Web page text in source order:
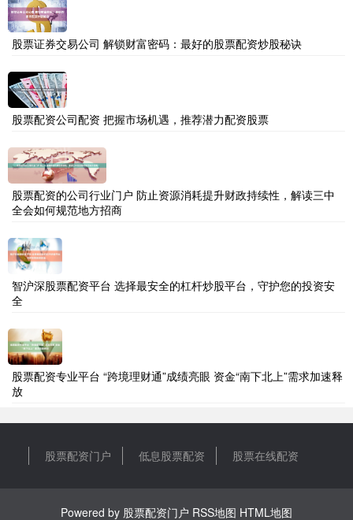
股票证券交易公司 解锁财富密码：最好的股票配资炒股秘诀
股票配资公司配资 把握市场机遇，推荐潜力配资股票
股票配资的公司行业门户 防止资源消耗提升财政持续性，解读三中
全会如何规范地方招商
智沪深股票配资平台 选择最安全的杠杆炒股平台，守护您的投资安
全
股票配资专业平台 “跨境理财通”成绩亮眼 资金“南下北上”需求加速释
放
股票配资门户 低息股票配资 股票在线配资
Powered by 股票配资门户 RSS地图 HTML地图